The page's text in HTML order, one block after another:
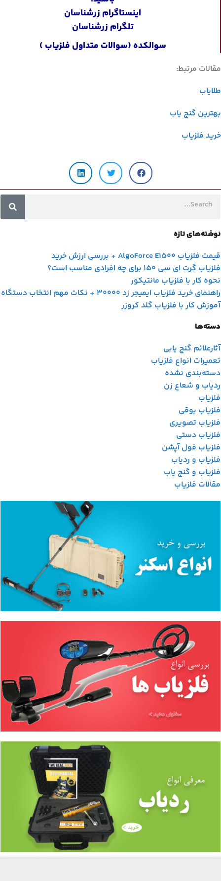
اینستاگرام زرشناسان
تلگرام زرشناسان
سوالکده (سوالات متداول فلزیاب )
مقالات مرتبط:
طلایاب
بهترین گنج یاب
خرید فلزیاب
نوشته‌های تازه
قیمت فلزیاب AlgoForce E1500 + بررسی ارزش خرید
فلزیاب گرت ای سی 150 برای چه افرادی مناسب است؟
نحوه کار با فلزیاب مانتیکور
راهنمای خرید فلزیاب ایمیجر زد 30000 + نکات مهم انتخاب دستگاه
آموزش کار با فلزیاب گلد کروزر
دسته‌ها
آثارعلائم گنج یابی
تعمیرات انواع فلزیاب
دسته‌بندی نشده
ردیاب و شعاع زن
فلزیاب
فلزیاب بوقی
فلزیاب تصویری
فلزیاب دستی
فلزیاب فول آپشن
فلزیاب و ردیاب
فلزیاب و گنج یاب
مقالات فلزیاب